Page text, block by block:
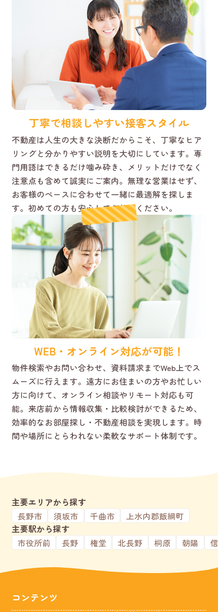
丁寧で相談しやすい接客スタイル
不動産は人生の大きな決断だからこそ、丁寧なヒア
リングと分かりやすい説明を大切にしています。専
門用語はできるだけ噛み砕き、メリットだけでなく
注意点も含めて誠実にご案内。無理な営業はせず、
お客様のペースに合わせて一緒に最適解を探しま
す。初めての方も安心してご相談ください。
WEB・オンライン対応が可能！
物件検索やお問い合わせ、資料請求までWeb上でス
ムーズに行えます。遠方にお住まいの方やお忙しい
方に向けて、オンライン相談やリモート対応も可
能。来店前から情報収集・比較検討ができるため、
効率的なお部屋探し・不動産相談を実現します。時
間や場所にとらわれない柔軟なサポート体制です。
主要エリアから探す
長野市
須坂市 千曲市
上水内郡飯綱町
主要駅から探す
市役所前
長野 権堂 北長野 桐原 朝陽
コンテンツ